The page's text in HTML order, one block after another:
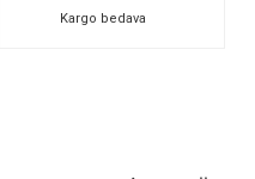
Kargo bedava